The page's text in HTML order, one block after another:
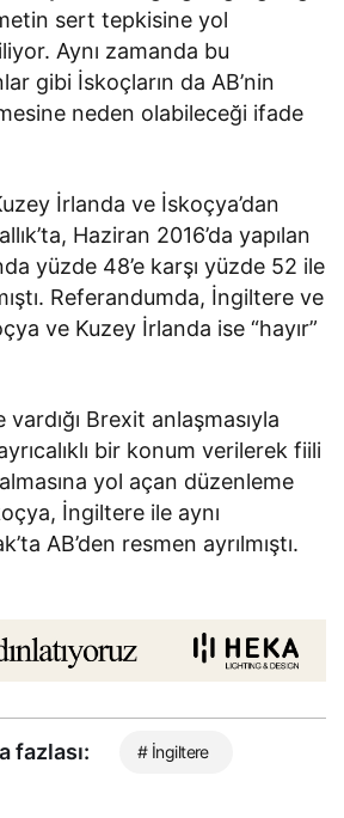
sert tepkisine yol
Aynı zamanda bu
gibi İskoçların da AB’nin
neden olabileceği ifade
İrlanda ve İskoçya’dan
Haziran 2016’da yapılan
yüzde 48’e karşı yüzde 52 ile
Referandumda, İngiltere ve
ve Kuzey İrlanda ise “hayır”
vardığı Brexit anlaşmasıyla
bir konum verilerek fiili
yol açan düzenleme
İngiltere ile aynı
AB’den resmen ayrılmıştı.
fazlası: # İngiltere